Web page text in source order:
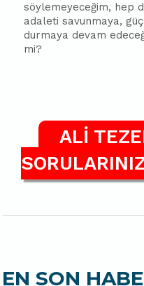
söylemeyeceğim, hep
adaleti savunmaya,
durmaya devam
mi?
ALİ
EN SON